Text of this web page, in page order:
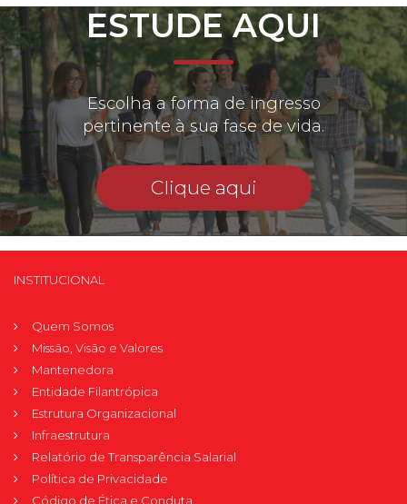
ESTUDE AQUI
Escolha a forma de ingresso
pertinente à sua fase de vida.
Clique aqui
INSTITUCIONAL
Quem Somos
Missão, Visão e Valores
Mantenedora
Entidade Filantrópica
Estrutura Organizacional
Infraestrutura
Relatório de Transparência Salarial
Política de Privacidade
Código de Ética e Conduta